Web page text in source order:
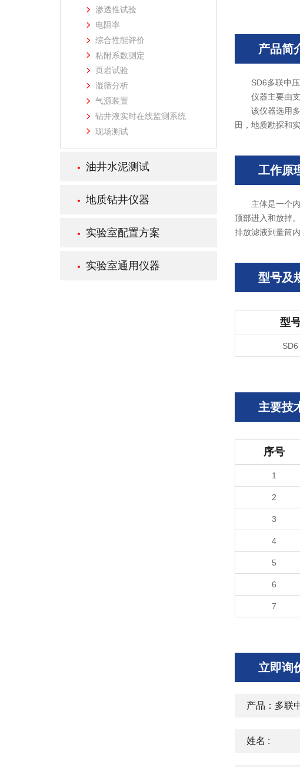
渗透性试验
电阻率
综合性能评价
粘附系数测定
页岩试验
湿筛分析
气源装置
钻井液实时在线监测系统
现场测试
油井水泥测试
地质钻井仪器
实验室配置方案
实验室通用仪器
产品简
SD6多联中
仪器主要由
该仪器选用
田，地质勘探和
工作原
主体是一个
顶部进入和放掉
排放滤液到量筒
型号及
型
SD6
主要技
序号
1
2
3
4
5
6
7
立即询